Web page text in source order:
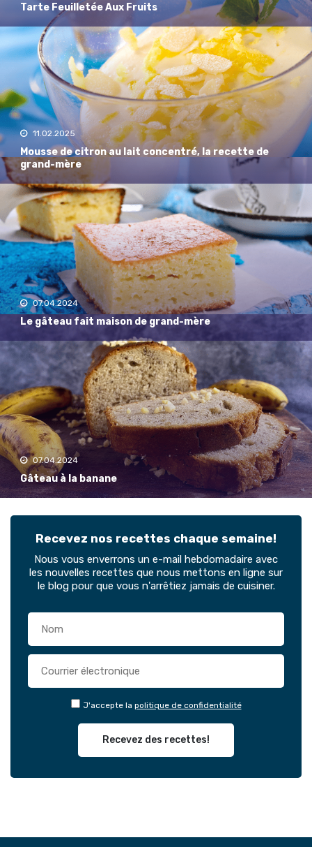
Tarte Feuilletée Aux Fruits
11.02.2025
Mousse de citron au lait concentré, la recette de
grand-mère
07.04.2024
Le gâteau fait maison de grand-mère
07.04.2024
Gâteau à la banane
Recevez nos recettes chaque semaine!
Nous vous enverrons un e-mail hebdomadaire avec
les nouvelles recettes que nous mettons en ligne sur
le blog pour que vous n'arrêtiez jamais de cuisiner.
J'accepte la politique de confidentialité
Recevez des recettes!